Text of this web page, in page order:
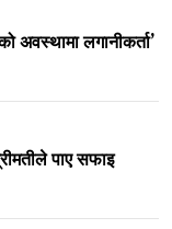
अवस्थामा लगानीकर्ता’
पाए सफाइ